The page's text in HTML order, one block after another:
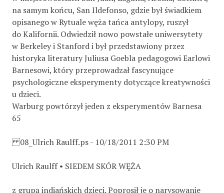
na samym końcu, San Ildefonso, gdzie był świadkiem
opisanego w Rytuale węża tańca antylopy, ruszył
do Kalifornii. Odwiedził nowo powstałe uniwersytety
w Berkeley i Stanford i był przedstawiony przez
historyka literatury Juliusa Goebla pedagogowi Earlowi
Barnesowi, który przeprowadzał fascynujące
psychologiczne eksperymenty dotyczące kreatywności
u dzieci.
Warburg powtórzył jeden z eksperymentów Barnesa
65
08_Ulrich Raulff.ps - 10/18/2011 2:30 PM
Ulrich Raulff • SIEDEM SKÓR WĘŻA
z grupą indiańskich dzieci. Poprosił je o narysowanie